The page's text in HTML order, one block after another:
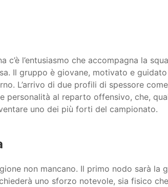
c’è l’entusiasmo che accompagna la
Il gruppo è giovane, motivato e
L’arrivo di due profili di spessore
personalità al reparto offensivo, che,
uno dei più forti del campionato.
non mancano. Il primo nodo sarà la
uno sforzo notevole, sia fisico